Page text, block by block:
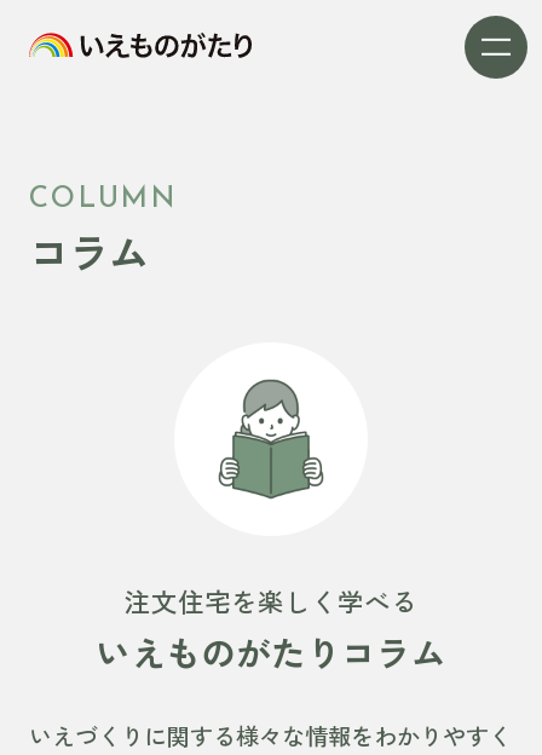
COLUMN
コラム
注文住宅を楽しく学べる
いえものがたりコラム
いえづくりに関する様々な情報をわかりやすく